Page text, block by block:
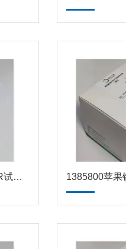
13873裸盖鱼源性成分PCR试剂盒